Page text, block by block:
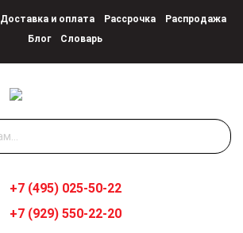
Доставка и оплата Рассрочка
Распродажа
Блог
Словарь
+7 (495) 025-50-22
+7 (929) 550-22-20